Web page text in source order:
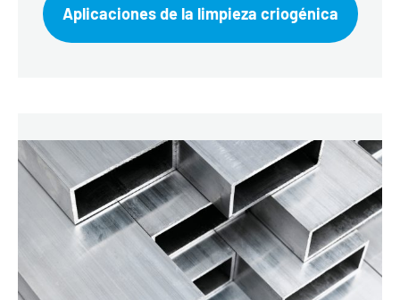
Aplicaciones de la limpieza criogénica